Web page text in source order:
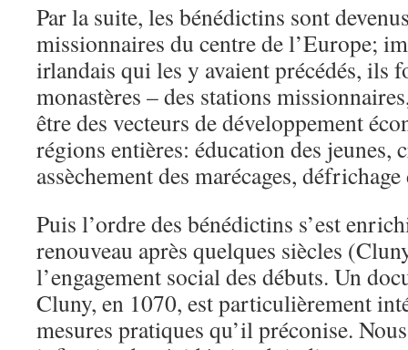
Par la suite, les bénédictins sont
missionnaires du centre de l’Europe;
irlandais qui les y avaient précédés, ils
monastères – des stations
être des vecteurs de développement
régions entières: éducation des jeunes,
assèchement des marécages,
Puis l’ordre des bénédictins s’est
renouveau après quelques siècles
l’engagement social des débuts. Un
Cluny, en 1070, est particulièrement
mesures pratiques qu’il préconise.